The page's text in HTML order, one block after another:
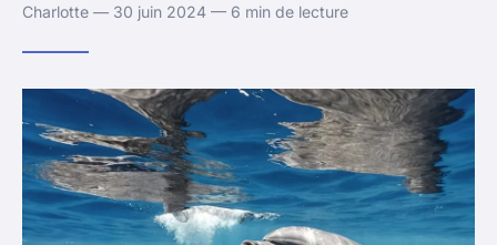
Charlotte — 30 juin 2024 — 6 min de lecture